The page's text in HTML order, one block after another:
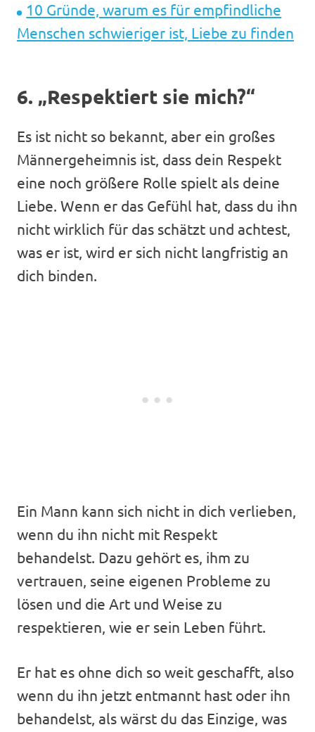
10 Gründe, warum es für empfindliche
Menschen schwieriger ist, Liebe zu finden
6. „Respektiert sie mich?“
Es ist nicht so bekannt, aber ein großes
Männergeheimnis ist, dass dein Respekt
eine noch größere Rolle spielt als deine
Liebe. Wenn er das Gefühl hat, dass du ihn
nicht wirklich für das schätzt und achtest,
was er ist, wird er sich nicht langfristig an
dich binden.
Ein Mann kann sich nicht in dich verlieben,
wenn du ihn nicht mit Respekt
behandelst. Dazu gehört es, ihm zu
vertrauen, seine eigenen Probleme zu
lösen und die Art und Weise zu
respektieren, wie er sein Leben führt.
Er hat es ohne dich so weit geschafft, also
wenn du ihn jetzt entmannt hast oder ihn
behandelst, als wärst du das Einzige, was